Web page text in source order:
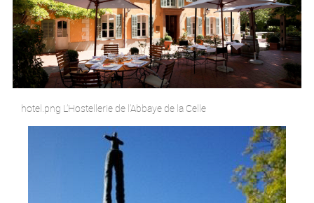
hotel.png L’Hostellerie de l’Abbaye de la Celle